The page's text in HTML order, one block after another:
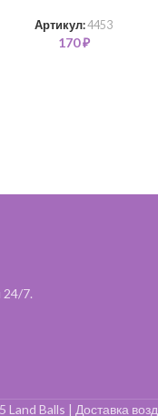
Артикул:4453
170₽
24/7.
Land Balls | Доставка